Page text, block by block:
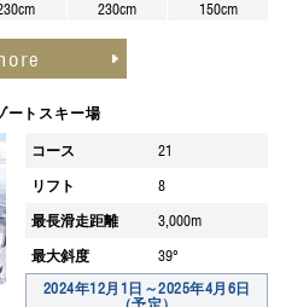
230cm
150cm
ートスキー場
コース
21
リフト
8
最長滑走距離
3,000m
最大斜度
39°
2024年12月1日～2025年4月6日